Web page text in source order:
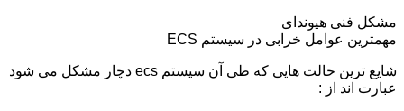
مشکل فنی هیوندای
مهمترین عوامل خرابی در سیستم ECS
شایع ترین حالت هایی که طی آن سیستم ecs دچار مشکل می شود
عبارت اند از :